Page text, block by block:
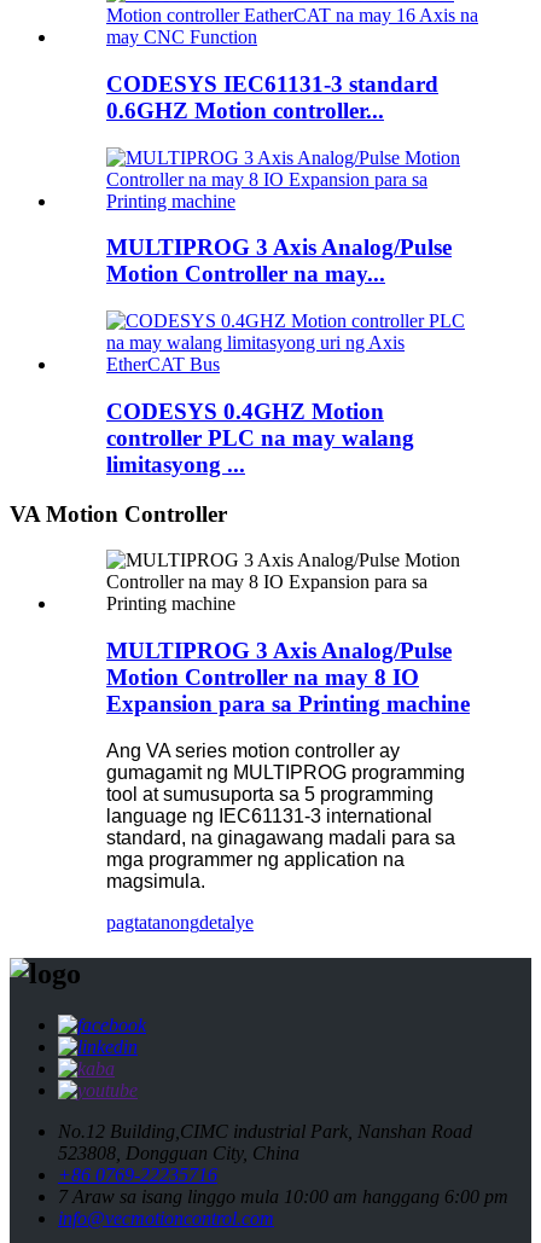
CODESYS IEC61131-3 standard
0.6GHZ Motion controller...
MULTIPROG 3 Axis Analog/Pulse
Motion Controller na may...
CODESYS 0.4GHZ Motion
controller PLC na may walang
limitasyong ...
VA Motion Controller
MULTIPROG 3 Axis Analog/Pulse
Motion Controller na may 8 IO
Expansion para sa Printing machine
Ang VA series motion controller ay
gumagamit ng MULTIPROG programming
tool at sumusuporta sa 5 programming
language ng IEC61131-3 international
standard, na ginagawang madali para sa
mga programmer ng application na
magsimula.
pagtatanongdetalye
No.12 Building,CIMC industrial Park, Nanshan Road
523808, Dongguan City, China
+86 0769-22235716
7 Araw sa isang linggo mula 10:00 am hanggang 6:00 pm
info@vecmotioncontrol.com